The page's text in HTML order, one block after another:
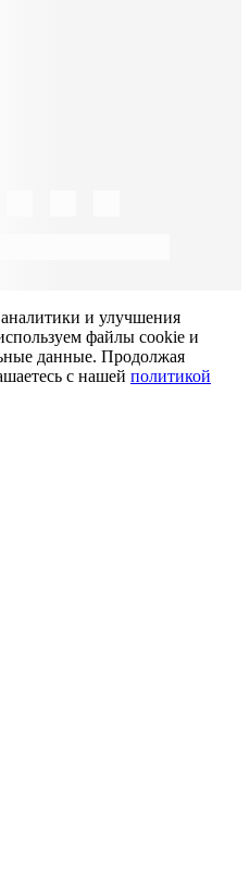
и улучшения
файлы cookie и
данные. Продолжая
с нашей политикой